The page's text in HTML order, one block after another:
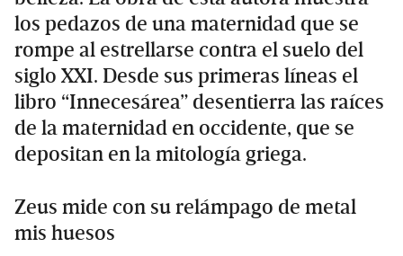
los pedazos de una maternidad que se
rompe al estrellarse contra el suelo del
siglo XXI. Desde sus primeras líneas el
libro “Innecesárea” desentierra las raíces
de la maternidad en occidente, que se
depositan en la mitología griega.
Zeus mide con su relámpago de metal
mis huesos